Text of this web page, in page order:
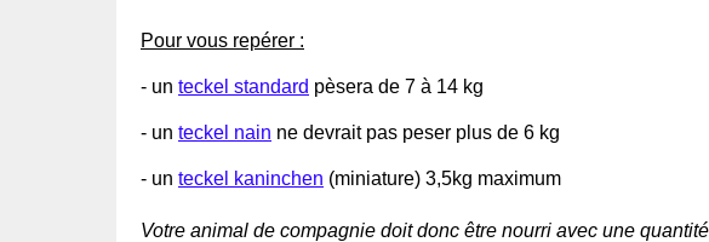
Pour vous repérer :
- un teckel standard pèsera de 7 à 14 kg
- un teckel nain ne devrait pas peser plus de 6 kg
- un teckel kaninchen (miniature) 3,5kg maximum
Votre animal de compagnie doit donc être nourri avec une